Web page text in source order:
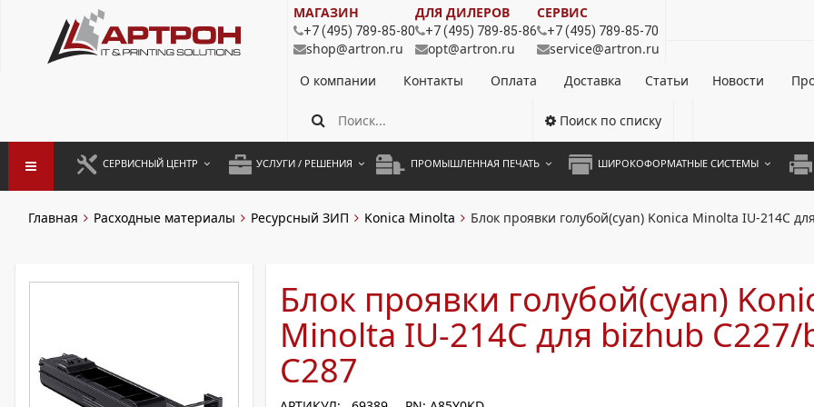
МАГАЗИН
+7 (495) 789-85-80
shop@artron.ru
ДЛЯ ДИЛЕРОВ
+7 (495) 789-85-86
opt@artron.ru
СЕРВИС
+7 (495) 789-85-70
service@artron.ru
О компании
Контакты Оплата Доставка Статьи Новости
Поиск по списку
СЕРВИСНЫЙ ЦЕНТР
РАЗОВЫЕ РЕМОНТЫ
УСЛУГИ / РЕШЕНИЯ
АРЕНДА ОБОРУДОВАНИЯ
ПРОМЫШЛЕННАЯ ПЕЧАТЬ ШИРОКОФОРМАТНЫЕ СИСТЕМЫ
А4
Главная Расходные материалы Ресурсный ЗИП Konica Minolta Блок проявки голубой(cyan) Konica Minolta IU-214C
Блок проявки голубой(cyan)
Minolta IU-214C для bizhub
C287